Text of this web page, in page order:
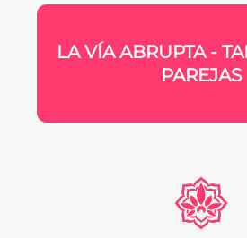
LA VÍA ABRUPTA -
PAREJAS